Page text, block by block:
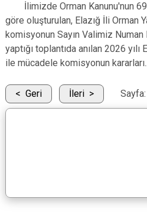
İlimizde Orman Kanunu'nun
göre oluşturulan, Elazığ İli Orman
komisyonun Sayın Valimiz Numan
yaptığı toplantıda anılan 2026 yılı
ile mücadele komisyonun
Geri İleri Sayfa: